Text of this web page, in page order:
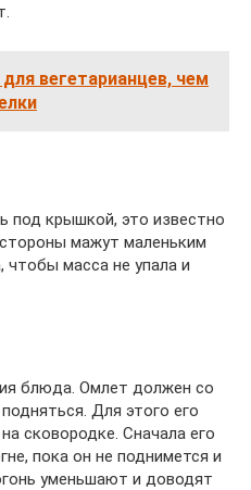
вегетарианцев, чем
под крышкой, это известно
мажут маленьким
чтобы масса не упала и
блюда. Омлет должен со
Для этого его
сковородке. Сначала его
пока он не поднимется и
уменьшают и доводят